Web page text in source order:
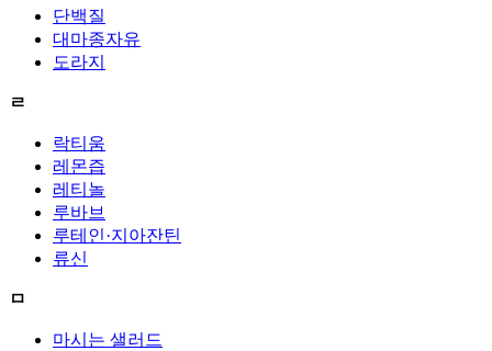
단백질
대마종자유
도라지
ㄹ
락티움
레몬즙
레티놀
루바브
루테인·지아잔틴
류신
ㅁ
마시는 샐러드